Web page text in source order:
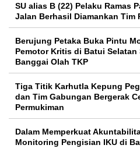
SU alias B (22) Pelaku Ramas
Jalan Berhasil Diamankan Tim
Berujung Petaka Buka Pintu
Pemotor Kritis di Batui Selatan
Banggai Olah TKP
Tiga Titik Karhutla Kepung
dan Tim Gabungan Bergerak
Permukiman
Dalam Memperkuat
Monitoring Pengisian IKU di